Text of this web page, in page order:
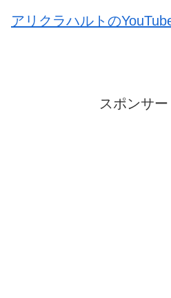
アリクラハルトの
スポンサ